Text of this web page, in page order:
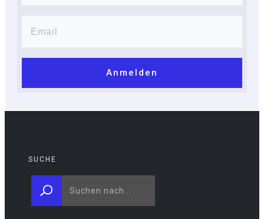
Anmelden
SUCHE